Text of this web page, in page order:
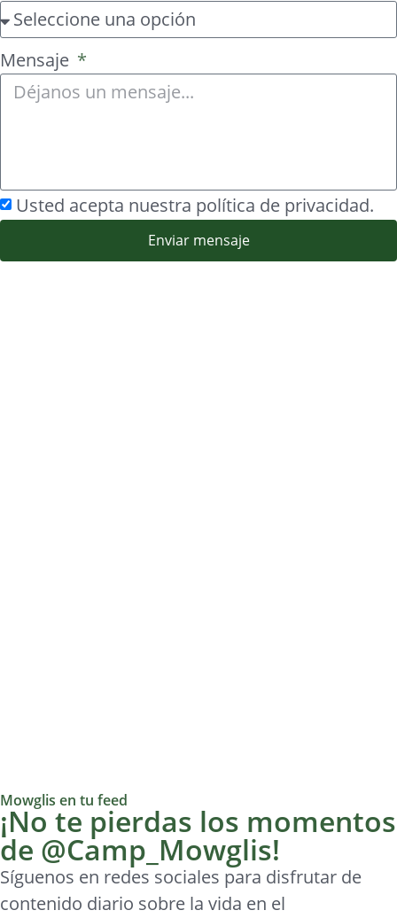
Mensaje
Usted acepta nuestra política de privacidad.
Enviar mensaje
Mowglis en tu feed
¡No te pierdas los momentos
de @Camp_Mowglis!
Síguenos en redes sociales para disfrutar de
contenido diario sobre la vida en el